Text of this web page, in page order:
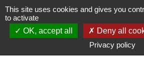
Aller
au
contenu
This site uses cookies and gives you
to activate
OK, accept all
Deny all
Privacy policy